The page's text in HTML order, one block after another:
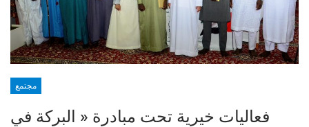
مجتمع
فعاليات خيرية تحت مبادرة « البركة في